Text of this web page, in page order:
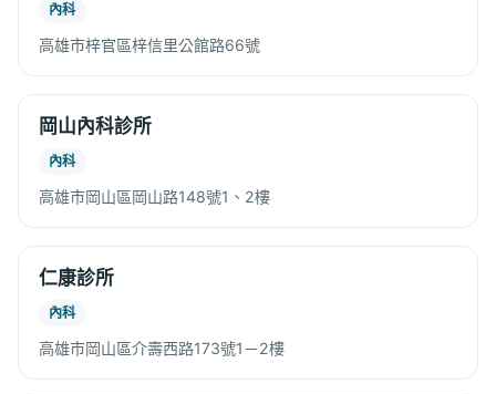
內科
高雄市梓官區梓信里公館路66號
岡山內科診所
內科
高雄市岡山區岡山路148號1、2樓
仁康診所
內科
高雄市岡山區介壽西路173號1－2樓